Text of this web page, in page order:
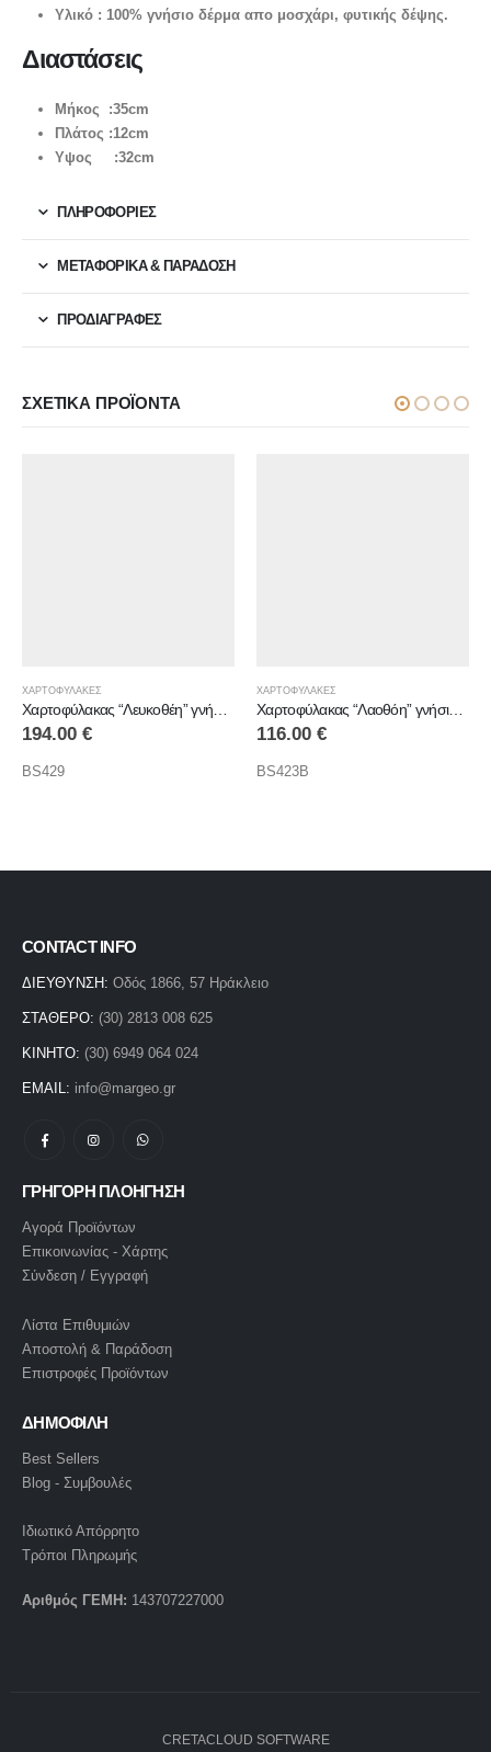
Υλικό : 100% γνήσιο δέρμα απο μοσχάρι, φυτικής δέψης.
Διαστάσεις
Μήκος :35cm
Πλάτος :12cm
Υψος :32cm
ΠΛΗΡΟΦΟΡΙΕΣ
ΜΕΤΑΦΟΡΙΚΆ & ΠΑΡΆΔΟΣΗ
ΠΡΟΔΙΑΓΡΑΦΕΣ
ΣΧΕΤΙΚΆ ΠΡΟΪΌΝΤΑ
Χαρτοφύλακας “Λευκοθέη” γνήσιο δέρμα Χαρτοφύλακας “Λαοθόη” γνήσιο δέρμα
CONTACT INFO
ΔΙΕΥΘΥΝΣΗ: Οδός 1866, 57 Ηράκλειο
ΣΤΑΘΕΡΟ: (30) 2813 008 625
ΚΙΝΗΤΟ: (30) 6949 064 024
EMAIL: info@margeo.gr
ΓΡΗΓΟΡΗ ΠΛΟΗΓΗΣΗ
Αγορά Προϊόντων
Επικοινωνίας - Χάρτης
Σύνδεση / Εγγραφή
Λίστα Επιθυμιών
Αποστολή & Παράδοση
Επιστροφές Προϊόντων
ΔΗΜΟΦΙΛΗ
Best Sellers
Blog - Συμβουλές
Ιδιωτικό Απόρρητο
Τρόποι Πληρωμής
Αριθμός ΓΕΜΗ: 143707227000
CRETACLOUD SOFTWARE